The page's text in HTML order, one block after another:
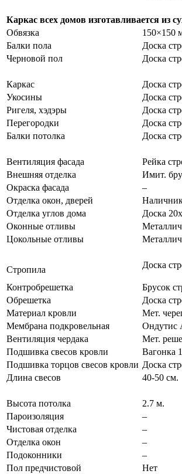
Каркас всех домов изготавливается из
Обвязка
150×150
Балки пола
Доска
Черновой пол
Доска
Каркас
Доска
Укосины
Доска
Ригеля, хэдэры
Доска
Перегородки
Доска
Балки потолка
Доска
Вентиляция фасада
Рейка
Внешняя отделка
Имит.
Окраска фасада
–
Отделка окон, дверей
Отделка углов дома
Доска
Оконные отливы
Цокольные отливы
Стропила
Доска
Контробрешетка
Брусок
Обрешетка
Доска
Материал кровли
Мет.
Мембрана подкровельная
Вентиляция чердака
Мет.
Подшивка свесов кровли
Вагонка
Подшивка торцов свесов кровли Доска
Длина свесов
40-50 см.
Высота потолка
2.7 м.
Пароизоляция
–
Чистовая отделка
–
Отделка окон
–
Подоконники
–
Пол предчистовой
Нет